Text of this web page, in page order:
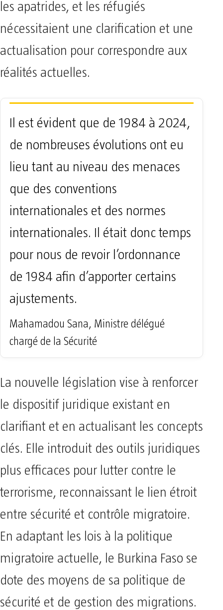
les apatrides, et les réfugiés
nécessitaient une clarification et une
actualisation pour correspondre aux
réalités actuelles.
Il est évident que de 1984 à 2024,
de nombreuses évolutions ont eu
lieu tant au niveau des menaces
que des conventions
internationales et des normes
internationales. Il était donc temps
pour nous de revoir l’ordonnance
de 1984 afin d’apporter certains
ajustements.
Mahamadou Sana, Ministre délégué
chargé de la Sécurité
La nouvelle législation vise à renforcer
le dispositif juridique existant en
clarifiant et en actualisant les concepts
clés. Elle introduit des outils juridiques
plus efficaces pour lutter contre le
terrorisme, reconnaissant le lien étroit
entre sécurité et contrôle migratoire.
En adaptant les lois à la politique
migratoire actuelle, le Burkina Faso se
dote des moyens de sa politique de
sécurité et de gestion des migrations.